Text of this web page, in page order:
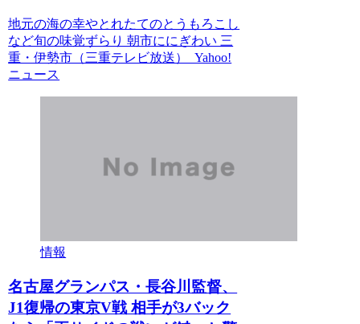
地元の海の幸やとれたてのとうもろこし
など旬の味覚ずらり 朝市ににぎわい 三
重・伊勢市（三重テレビ放送） Yahoo!
ニュース
情報
名古屋グランパス・長谷川監督、
J1復帰の東京V戦 相手が3バック